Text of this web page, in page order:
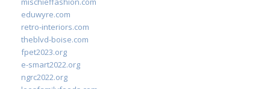
eduwyre.com
retro-interiors.com
theblvd-boise.com
fpet2023.org
e-smart2022.org
ngrc2022.org